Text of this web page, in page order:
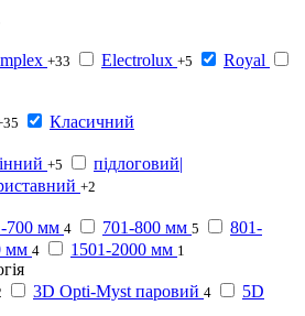
+33 Electrolux +5
Royal
Класичний
+5
підлоговий|
+2
700 мм 4 701-800 мм 5
801-
мм 4 1501-2000 мм 1
3D Opti-Myst паровий 4
5D